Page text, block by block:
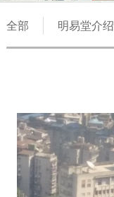
全部 明易堂介绍